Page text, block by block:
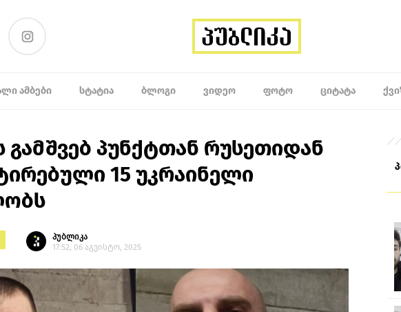
ᲐᲛᲑᲔᲑᲘ ᲡᲢᲐᲢᲘᲐ ᲑᲚᲝᲒᲘ ᲕᲘᲓᲔᲝ ᲤᲝᲢᲝ ᲪᲘᲢᲐᲢᲐ
პუნქტთან რუსეთიდან
15 უკრაინელი
პუბლიკა
17:52, 06 აგვისტო, 2025